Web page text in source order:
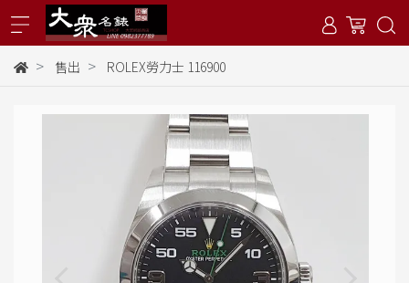
售出 ROLEX勞力士 116900